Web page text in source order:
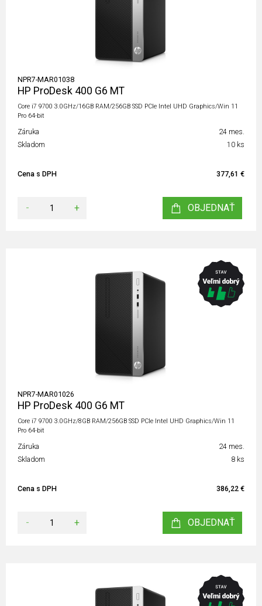
NPR7-MAR01038
HP ProDesk 400 G6 MT
Core i7 9700 3.0GHz/16GB RAM/256GB SSD PCIe Intel UHD Graphics/Win 11
Pro 64-bit
Záruka
24 mes.
Skladom
10 ks
Cena s DPH 377,61 €
- + OBJEDNAŤ
NPR7-MAR01026
HP ProDesk 400 G6 MT
Core i7 9700 3.0GHz/8GB RAM/256GB SSD PCIe Intel UHD Graphics/Win 11
Pro 64-bit
Záruka
24 mes.
Skladom
8 ks
Cena s DPH 386,22 €
- + OBJEDNAŤ